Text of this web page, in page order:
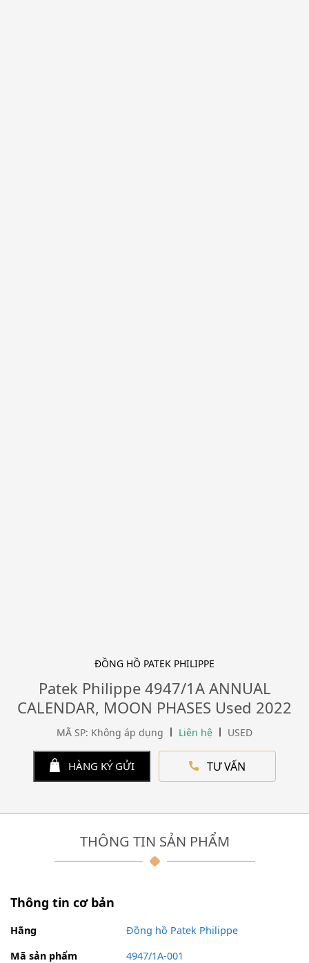
ĐỒNG HỒ PATEK PHILIPPE
Patek Philippe 4947/1A ANNUAL
CALENDAR, MOON PHASES Used 2022
MÃ SP: Không áp dụng Liên hệ USED
HÀNG KÝ GỬI TƯ VẤN
THÔNG TIN SẢN PHẨM
Thông tin cơ bản
Hãng
Đồng hồ Patek Philippe
Mã sản phẩm
4947/1A-001